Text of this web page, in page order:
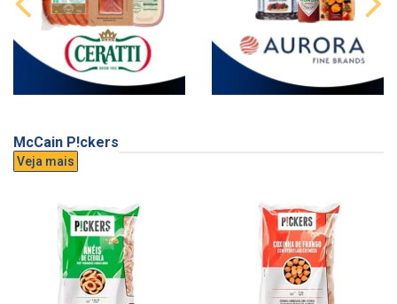
McCain P!ckers
Veja mais